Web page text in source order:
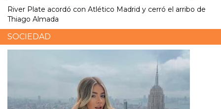
River Plate acordó con Atlético Madrid y cerró el arribo de
Thiago Almada
SOCIEDAD